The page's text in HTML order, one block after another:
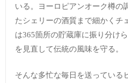
いる。ヨーロピアンオーク樽の
たシェリーの酒質まで細かくチ
は365箇所の貯蔵庫に振り分け
を見直して伝統の風味を守る。
そんな多忙な毎日を送っている